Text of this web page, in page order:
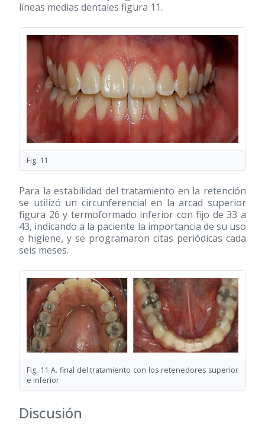
líneas medias dentales figura 11.
Fig. 11
Para la estabilidad del tratamiento en la retención
se utilizó un circunferencial en la arcad superior
figura 26 y termoformado inferior con fijo de 33 a
43, indicando a la paciente la importancia de su uso
e higiene, y se programaron citas periódicas cada
seis meses.
Fig. 11 A. final del tratamiento con los retenedores superior
e inferior
Discusión